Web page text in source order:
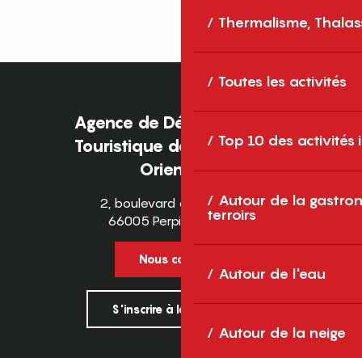
Thermalisme,
Toutes les activités
Top 10 des activités
Autour de la
terroirs
Autour de l'eau
Autour de la neige
Agence de Développement
Touristique des Pyrénées-
Orientales
2, boulevard des Pyrénées
66005 Perpignan Cedex
Nous contacter
S'inscrire à la newsletter